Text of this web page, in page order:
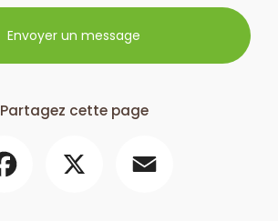
Envoyer un message
Partagez cette page